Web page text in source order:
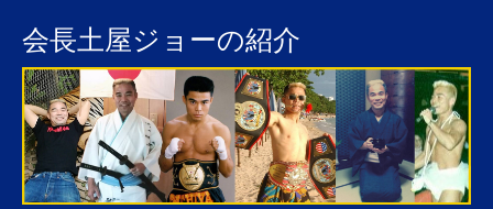
会長土屋ジョーの紹介